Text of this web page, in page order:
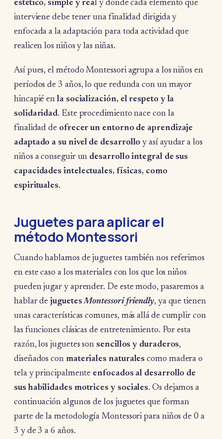
estético, simple y real y donde cada elemento que
interviene debe tener una finalidad dirigida y
enfocada a la adaptación para toda actividad que
realicen los niños y las niñas.
Así pues, el método Montessori agrupa a los niños en
períodos de 3 años, lo que redunda con un mayor
hincapié enla socialización, el respeto y la
solidaridad. Este procedimiento nace con la
finalidad de ofrecer un entorno de aprendizaje
adaptado a su nivel de desarrolloy así ayudar a los
niños a conseguir un desarrollo integral de sus
capacidades intelectuales, físicas, como
espirituales.
Juguetes para aplicar el
método Montessori
Cuando hablamos de juguetes también nos referimos
en este caso a los materiales con los que los niños
pueden jugar y aprender. De este modo, pasaremos a
hablar dejuguetesMontessori friendly, ya que tienen
unas características comunes, más allá de cumplir con
las funciones clásicas de entretenimiento. Por esta
razón, los juguetes son sencillos y duraderos,
diseñados con materiales naturales como madera o
tela y principalmente enfocados al desarrollo de
sus habilidades motrices y sociales. Os dejamos a
continuación algunos de los juguetes que forman
parte de la metodología Montessori para niños de 0 a
3 y de 3 a 6 años.